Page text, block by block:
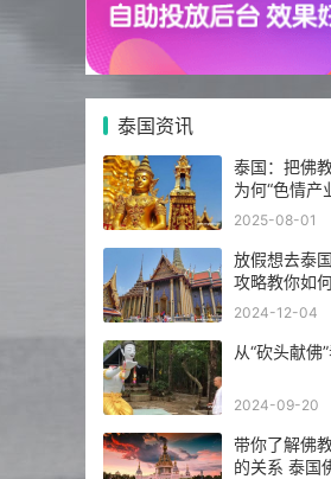
泰国资讯
泰国：把佛
为何“色情产
荣发达？
2025-08-01
放假想去泰
攻略教你如
2024-12-04
从“砍头献佛
2024-09-20
带你了解佛
的关系 泰国